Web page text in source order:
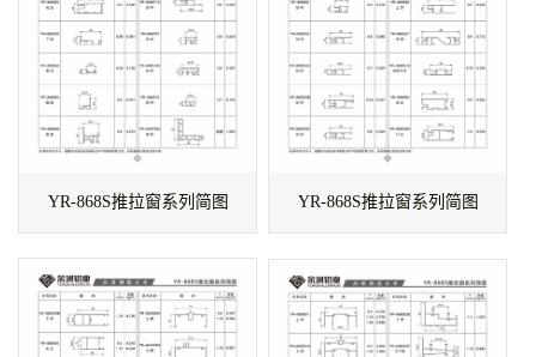
YR-868S推拉窗系列简图 YR-868S推拉窗系列简图